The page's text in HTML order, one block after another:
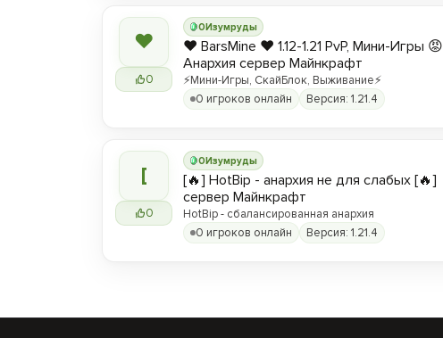
❤
0
0Изумруды
❤️ BarsMine ❤️ 1.12-1.21 PvP, Мини-Игры 😡
Анархия сервер Майнкрафт
⚡Мини-Игры, СкайБлок, Выживание⚡
0 игроков онлайн
Версия: 1.21.4
[
0
0Изумруды
[🔥] HotBip - анархия не для слабых [🔥]
сервер Майнкрафт
HotBip - сбалансированная анархия
0 игроков онлайн
Версия: 1.21.4